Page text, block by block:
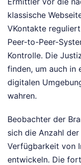
klassische
VKontakte
Peer-to-Peer-
Kontrolle. Die
finden, um auch in
digitalen
wahren.
Beobachter der
sich die Anzahl
Verfügbarkeit von
entwickeln. Die